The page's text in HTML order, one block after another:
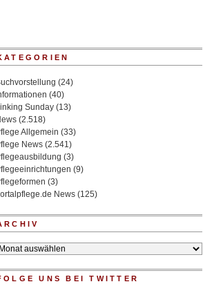
(24)
(40)
Sunday (13)
(2.518)
Allgemein (33)
News (2.541)
(3)
(9)
(3)
News (125)
Archiv
UNS BEI TWITTER